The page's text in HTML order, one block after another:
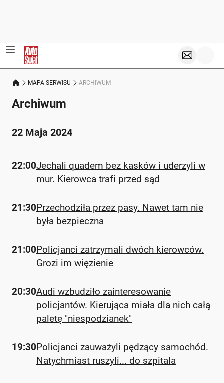
MAPA SERWISU ARCHIWUM
Archiwum
22 Maja 2024
22:00Jechali quadem bez kasków i uderzyli w
mur. Kierowca trafi przed sąd
21:30Przechodziła przez pasy. Nawet tam nie
była bezpieczna
21:00Policjanci zatrzymali dwóch kierowców.
Grozi im więzienie
20:30Audi wzbudziło zainteresowanie
policjantów. Kierująca miała dla nich całą
paletę "niespodzianek"
19:30Policjanci zauważyli pędzący samochód.
Natychmiast ruszyli... do szpitala